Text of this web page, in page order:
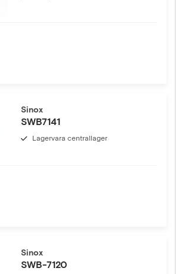
Sinox
SWB7141
Lagervara centrallager
Sinox
SWB-7120